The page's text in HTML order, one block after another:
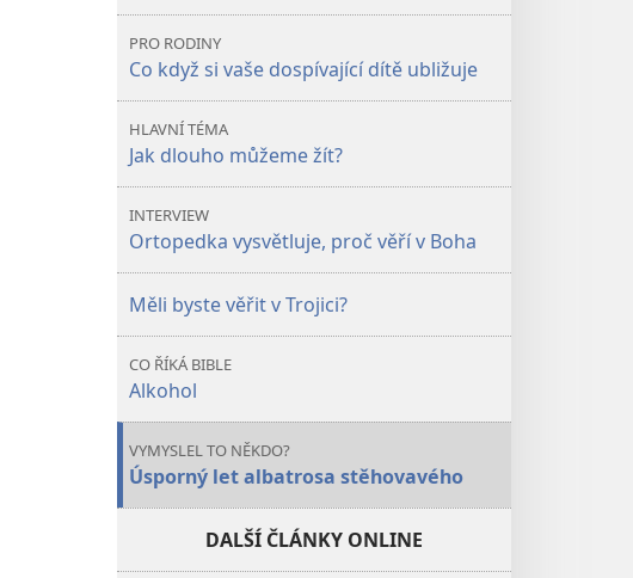
žít?
PRO RODINY
Co když si vaše dospívající dítě ubližuje
HLAVNÍ TÉMA
Jak dlouho můžeme žít?
INTERVIEW
Ortopedka vysvětluje, proč věří v Boha
Měli byste věřit v Trojici?
CO ŘÍKÁ BIBLE
Alkohol
VYMYSLEL TO NĚKDO?
Úsporný let albatrosa stěhovavého
DALŠÍ ČLÁNKY ONLINE